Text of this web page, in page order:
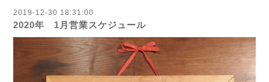
2019-12-30 18:31:00
2020年 1月営業スケジュール